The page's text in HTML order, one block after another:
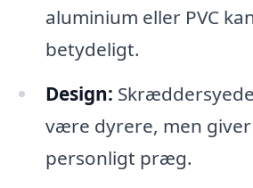
aluminium eller PVC
betydeligt.
Design:
være dyrere, men
personligt præg.